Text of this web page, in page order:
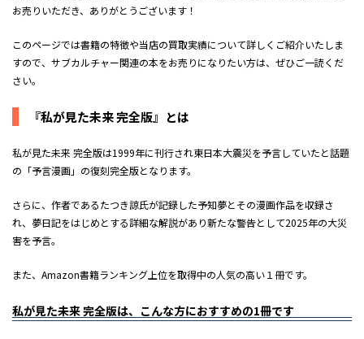
お売りいただき、ありがとうございます！
このページでは書籍の特徴や当店の買取実績について詳しくご紹介いたしま
すので、サブカルチャー関連の本をお売りになりたい方は、ぜひご一読くだ
さい。
『私が見た未来 完全版』とは
私が見た未来 完全版は1999年に刊行され東日本大震災を予言していたと話題
の「予言漫画」の復刻完全版となります。
さらに、作者であるたつき諒氏が記録した予知夢とその漫画作品を収録さ
れ、夢日記をはじめとする詳細な解説があり新たな警告として2025年の大災
害を予言。
また、Amazon書籍ランキング上位を取得中の人気の高い１冊です。
私が見た未来 完全版は、こんな方におすすめの1冊です